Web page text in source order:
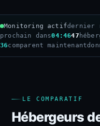
Monitoring actifdernier
prochain dans04:4447
36comparent maintenant
LE COMPARATIF
Hébergeurs